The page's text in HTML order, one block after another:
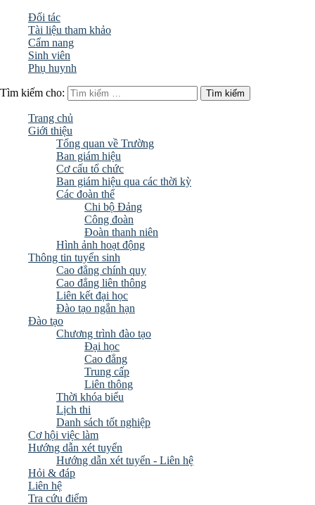
Đối tác
Tài liệu tham khảo
Cẩm nang
Sinh viên
Phụ huynh
Tìm kiếm cho:
Trang chủ
Giới thiệu
Tổng quan về Trường
Ban giám hiệu
Cơ cấu tổ chức
Ban giám hiệu qua các thời kỳ
Các đoàn thể
Chi bộ Đảng
Công đoàn
Đoàn thanh niên
Hình ảnh hoạt động
Thông tin tuyển sinh
Cao đẳng chính quy
Cao đẳng liên thông
Liên kết đại học
Đào tạo ngắn hạn
Đào tạo
Chương trình đào tạo
Đại học
Cao đẳng
Trung cấp
Liên thông
Thời khóa biểu
Lịch thi
Danh sách tốt nghiệp
Cơ hội việc làm
Hướng dẫn xét tuyển
Hướng dẫn xét tuyển - Liên hệ
Hỏi & đáp
Liên hệ
Tra cứu điểm